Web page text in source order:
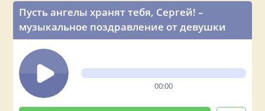
Пусть ангелы хранят тебя, Сергей! –
музыкальное поздравление от девушки
00:00